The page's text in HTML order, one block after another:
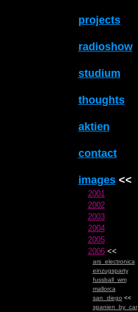
projects
radioshow
studium
thoughts
aktien
contact
images<<
2001
2002
2003
2004
2005
2006<<
ars_electronica
einzugsparty
fussball_wm
mallorca
san_diego <<
spanien_by_car